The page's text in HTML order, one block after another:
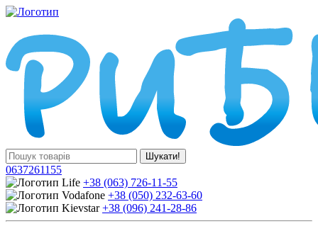
Шукати!
0637261155
+38 (063) 726-11-55
+38 (050) 232-63-60
+38 (096) 241-28-86